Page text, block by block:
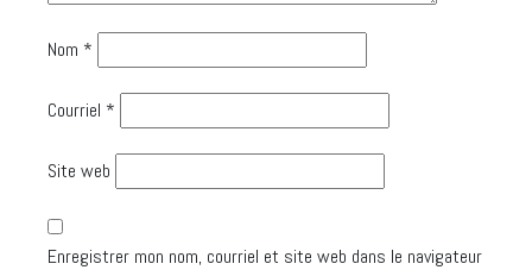
Nom *
Courriel *
Site web
Enregistrer mon nom, courriel et site web dans le navigateur